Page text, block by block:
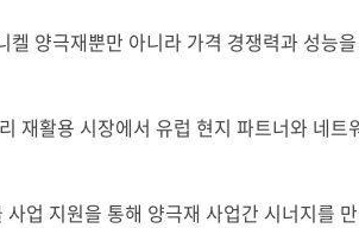
양극재뿐만 아니라 가격 경쟁력과 성능
재활용 시장에서 유럽 현지 파트너와 네
업 지원을 통해 양극재 사업간 시너지를